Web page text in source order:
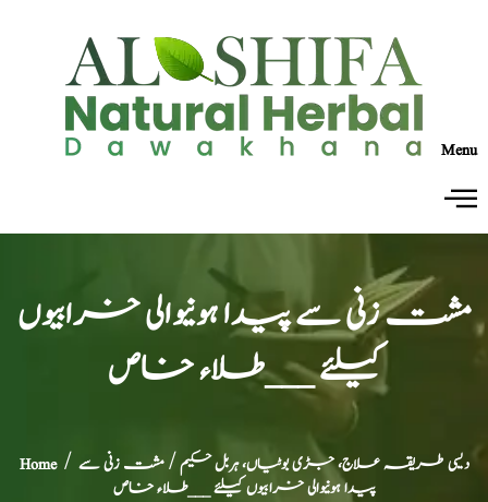
Menu
مشت زنی سے پیدا ہونیوالی خرابیوں
کیلئے ___طلاء خاص
Home/ دیسی طریقہ علاج، جڑی بوٹیاں، ہربل حکیم/ مشت زنی سے
پیدا ہونیوالی خرابیوں کیلئے ___طلاء خاص